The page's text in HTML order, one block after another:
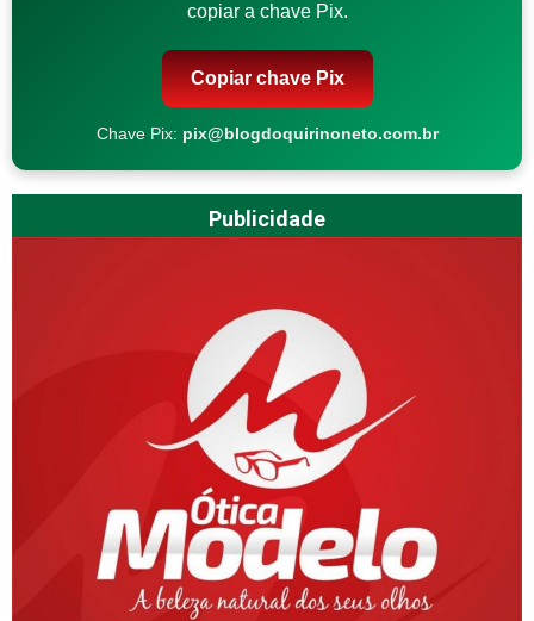
copiar a chave Pix.
Copiar chave Pix
Chave Pix: pix@blogdoquirinoneto.com.br
Publicidade